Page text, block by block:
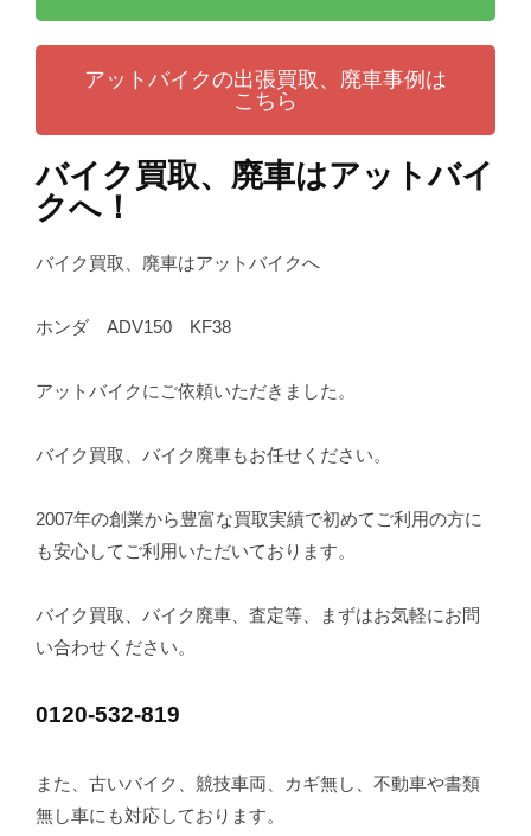
アットバイクの出張買取、廃車事例は
こちら
バイク買取、廃車はアットバイ
クへ！
バイク買取、廃車はアットバイクへ
ホンダ ADV150 KF38
アットバイクにご依頼いただきました。
バイク買取、バイク廃車もお任せください。
2007年の創業から豊富な買取実績で初めてご利用の方に
も安心してご利用いただいております。
バイク買取、バイク廃車、査定等、まずはお気軽にお問
い合わせください。
0120-532-819
また、古いバイク、競技車両、カギ無し、不動車や書類
無し車にも対応しております。